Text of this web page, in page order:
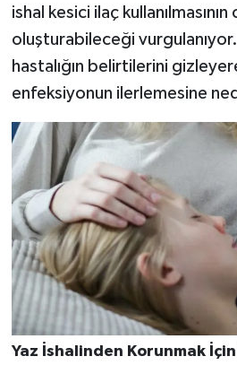
ishal kesici ilaç
oluşturabileceği
hastalığın belirtilerini
enfeksiyonun ilerlemesine
Yaz İshalinden Korunmak İçin